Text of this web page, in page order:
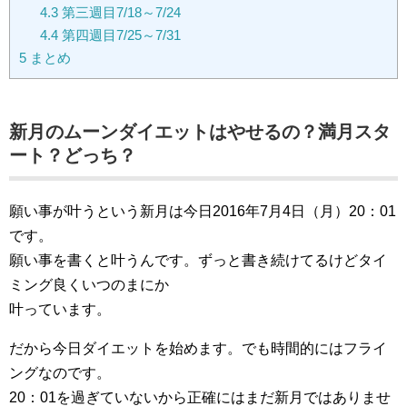
4.3第三週目7/18～7/24
4.4第四週目7/25～7/31
5 まとめ
新月のムーンダイエットはやせるの？満月スタ
ート？どっち？
願い事が叶うという新月は今日2016年7月4日（月）20：01
です。
願い事を書くと叶うんです。ずっと書き続けてるけどタイ
ミング良くいつのまにか
叶っています。
だから今日ダイエットを始めます。でも時間的にはフライ
ングなのです。
20：01を過ぎていないから正確にはまだ新月ではありませ